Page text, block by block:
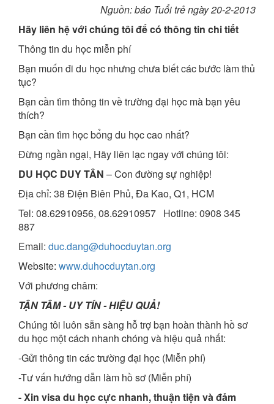
Nguồn: báo Tuổi trẻ ngày 20-2-2013
Hãy liên hệ với chúng tôi để có thông tin chi tiết
Thông tin du học miễn phí
Bạn muốn đi du học nhưng chưa biết các bước làm thủ
tục?
Bạn cần tìm thông tin về trường đại học mà bạn yêu
thích?
Bạn cần tìm học bổng du học cao nhất?
Đừng ngần ngại, Hãy liên lạc ngay với chúng tôi:
DU HỌC DUY TÂN – Con đường sự nghiệp!
Địa chỉ: 38 Điện Biên Phủ, Đa Kao, Q1, HCM
Tel: 08.62910956, 08.62910957 Hotline: 0908 345
887
Email: duc.dang@duhocduytan.org
Website: www.duhocduytan.org
Với phương châm:
TẬN TÂM - UY TÍN - HIỆU QUẢ!
Chúng tôi luôn sẵn sàng hỗ trợ bạn hoàn thành hồ sơ
du học một cách nhanh chóng và hiệu quả nhất:
-Gửi thông tin các trường đại học (Miễn phí)
-Tư vấn hướng dẫn làm hồ sơ (Miễn phí)
- Xin visa du học cực nhanh, thuận tiện và đảm